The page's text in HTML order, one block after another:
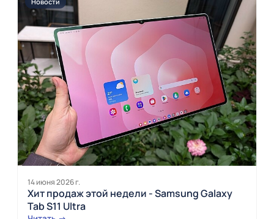
14 июня 2026 г.
Хит продаж этой недели - Samsung Galaxy
Tab S11 Ultra